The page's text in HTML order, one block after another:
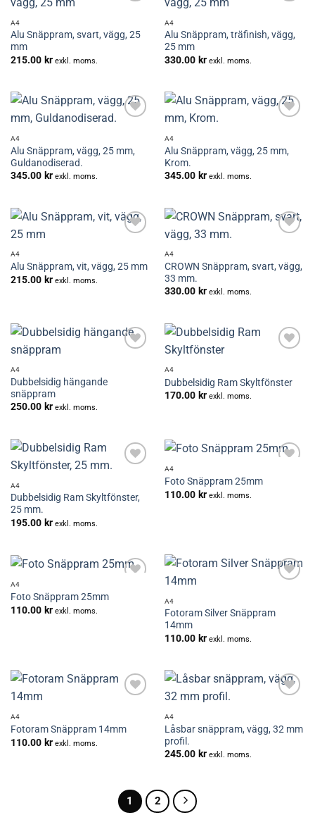
A4
Alu Snäppram, svart, vägg, 25
mm
215.00 kr exkl. moms.
A4
Alu Snäppram, träfinish, vägg,
25 mm
330.00 kr exkl. moms.
A4
Alu Snäppram, vägg, 25 mm,
Guldanodiserad.
345.00 kr exkl. moms.
A4
Alu Snäppram, vägg, 25 mm,
Krom.
345.00 kr exkl. moms.
A4
Alu Snäppram, vit, vägg, 25 mm
215.00 kr exkl. moms.
A4
CROWN Snäppram, svart, vägg,
33 mm.
330.00 kr exkl. moms.
A4
Dubbelsidig hängande
snäppram
250.00 kr exkl. moms.
A4
Dubbelsidig Ram Skyltfönster
170.00 kr exkl. moms.
A4
Dubbelsidig Ram Skyltfönster,
25 mm.
195.00 kr exkl. moms.
önskelistan
A4
Foto Snäppram 25mm
110.00 kr exkl. moms.
önskelistan
A4
Foto Snäppram 25mm
110.00 kr exkl. moms.
A4
Fotoram Silver Snäppram
14mm
110.00 kr exkl. moms.
A4
Fotoram Snäppram 14mm
110.00 kr exkl. moms.
A4
Låsbar snäppram, vägg, 32 mm
profil.
245.00 kr exkl. moms.
1 2